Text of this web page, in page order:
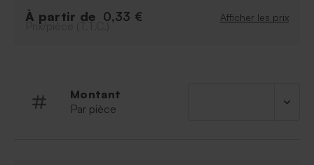
*Le produit est commercialisé séparément de
À partir de 0,33 € Afficher les prix
Prix/pièce (T.T.C.)
Montant
Par pièce